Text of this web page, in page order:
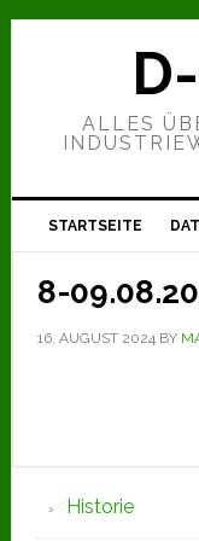
Zur
Hauptnavigation
Zum
Zur
ALLES
STARTSEITE
8-
16. AUGUST 2024BY
Historie